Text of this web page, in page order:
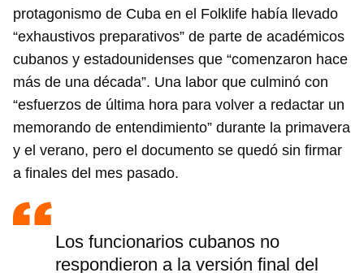
protagonismo de Cuba en el Folklife había llevado
“exhaustivos preparativos” de parte de académicos
cubanos y estadounidenses que “comenzaron hace
más de una década”. Una labor que culminó con
“esfuerzos de última hora para volver a redactar un
memorando de entendimiento” durante la primavera
y el verano, pero el documento se quedó sin firmar
a finales del mes pasado.
Los funcionarios cubanos no
respondieron a la versión final del